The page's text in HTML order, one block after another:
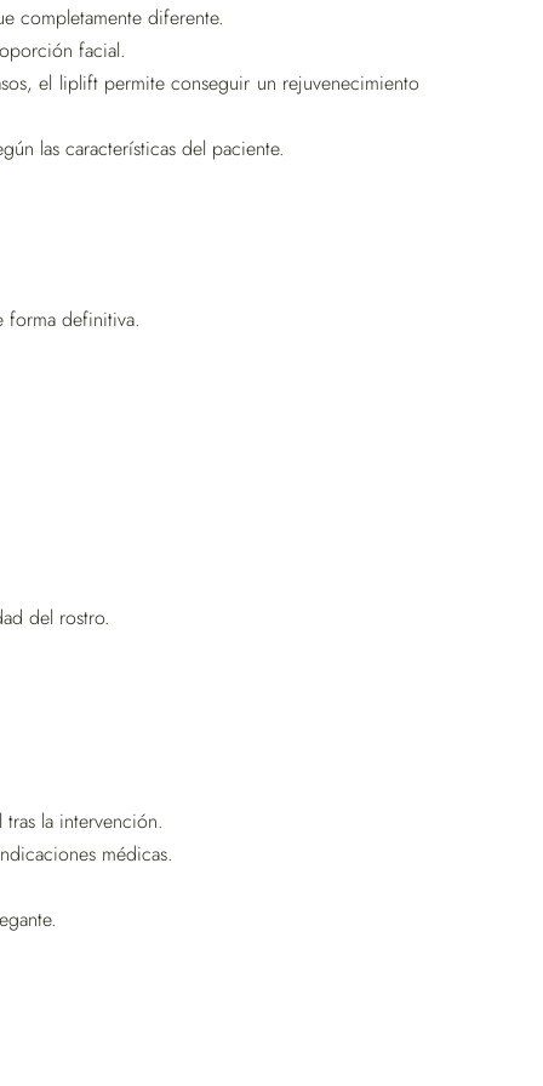
completamente diferente.
facial.
el liplift permite conseguir un rejuvenecimiento
las características del paciente.
forma definitiva.
del rostro.
la intervención.
médicas.